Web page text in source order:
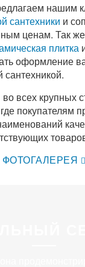
нашим
сантехники и
ценам. Так
плитка
оформление
всех крупных
покупателям
ФОТОГАЛЕРЕЯ